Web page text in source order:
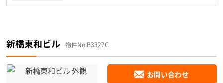
新橋東和ビル 物件No.B3327C
お問い合わせ